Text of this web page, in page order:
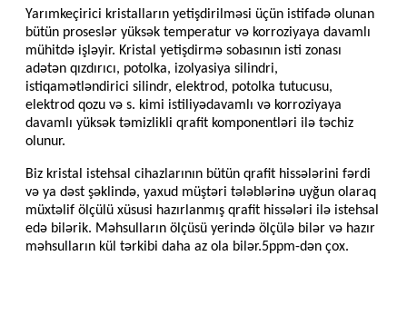
Yarımkeçirici kristalların yetişdirilməsi üçün istifadə olunan
bütün proseslər yüksək temperatur və korroziyaya davamlı
mühitdə işləyir. Kristal yetişdirmə sobasının isti zonası
adətən qızdırıcı, potolka, izolyasiya silindri,
istiqamətləndirici silindr, elektrod, potolka tutucusu,
elektrod qozu və s. kimi istiliyədavamlı və korroziyaya
davamlı yüksək təmizlikli qrafit komponentləri ilə təchiz
olunur.
Biz kristal istehsal cihazlarının bütün qrafit hissələrini fərdi
və ya dəst şəklində, yaxud müştəri tələblərinə uyğun olaraq
müxtəlif ölçülü xüsusi hazırlanmış qrafit hissələri ilə istehsal
edə bilərik. Məhsulların ölçüsü yerində ölçülə bilər və hazır
məhsulların kül tərkibi daha az ola bilər.5ppm-dən çox.